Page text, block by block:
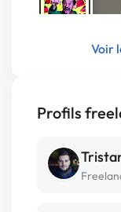
Voir
Profils